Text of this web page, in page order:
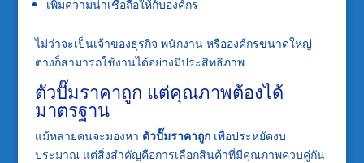
เพิ่มความน่าเชื่อถือให้กับองค์กร
ไม่ว่าจะเป็นเจ้าของธุรกิจ พนักงาน หรือองค์กรขนาดใหญ่
ต่างก็สามารถใช้งานได้อย่างมีประสิทธิภาพ
ตัวปั๊มราคาถูก แต่คุณภาพต้องได้
มาตรฐาน
แม้หลายคนจะมองหา ตัวปั๊มราคาถูกเพื่อประหยัดงบ
ประมาณ แต่สิ่งสำคัญคือการเลือกสินค้าที่มีคุณภาพควบคู่กัน